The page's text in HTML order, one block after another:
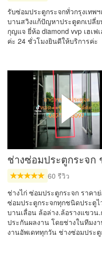
รับซ่อมประตูกระจกทั่วกรุงเท
บานสวิงแก้ปัญหาประตูตกเปลี่
กุญแจ ยี่ห้อ diamond vvp เฮเ
ค่ะ 24 ชั่วโมงยินดีให้บริการค่ะ
ช่างซ่อมประตูกระจก
60 รีวิว
ช่างไก่ ซ่อมประตูกระจก ราคา
ซ่อมประตูกระจกทุกชนิดประตู
บานเลื่อน ล้อล่าง.ล้อรางแขว
ประกันผลงาน โดยช่างในทีมง
งานอัพเดททุกวัน ช่างซ่อมประ